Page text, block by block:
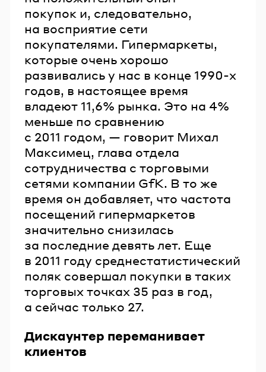
покупок и, следовательно,
на восприятие сети
покупателями. Гипермаркеты,
которые очень хорошо
развивались у нас в конце 1990-х
годов, в настоящее время
владеют 11,6% рынка. Это на 4%
меньше по сравнению
с 2011 годом, — говорит Михал
Максимец, глава отдела
сотрудничества с торговыми
сетями компании GfK. В то же
время он добавляет, что частота
посещений гипермаркетов
значительно снизилась
за последние девять лет. Еще
в 2011 году среднестатистический
поляк совершал покупки в таких
торговых точках 35 раз в год,
а сейчас только 27.
Дискаунтер переманивает
клиентов